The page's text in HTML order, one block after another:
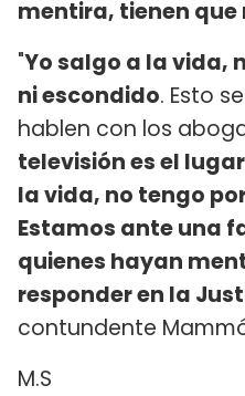
mentira, tienen que
"Yo salgo a la vida,
ni escondido. Esto
hablen con los
televisión es el
la vida, no tengo
Estamos ante una
quienes hayan
responder en la
contundente
M.S